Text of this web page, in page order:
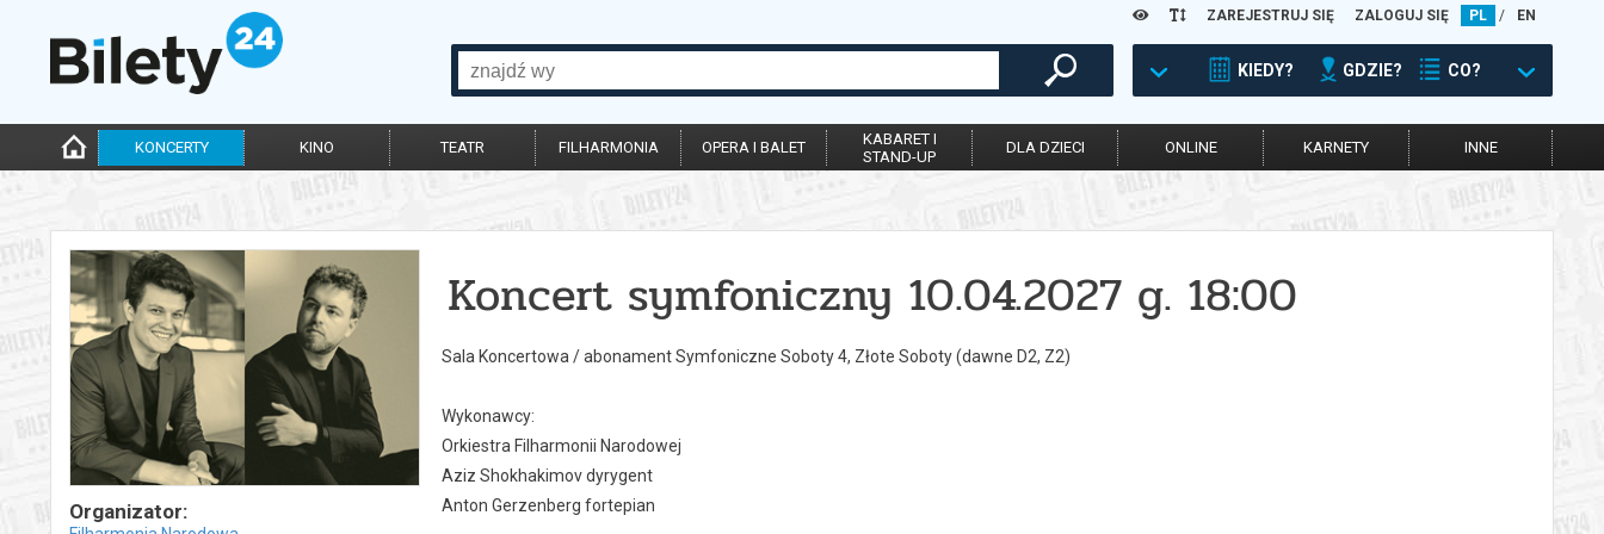
ZAREJESTRUJ SIĘ ZALOGUJ SIĘ PL / EN
KIEDY? GDZIE? CO?
KONCERTY KINO TEATR FILHARMONIA OPERA I BALET
KABARET I
STAND-UP
DLA DZIECI ONLINE KARNETY INNE
Organizator:
Koncert symfoniczny 10.04.2027 g. 18:00
Sala Koncertowa / abonament Symfoniczne Soboty 4, Złote Soboty (dawne D2, Z2)
Wykonawcy:
Orkiestra Filharmonii Narodowej
Aziz Shokhakimov dyrygent
Anton Gerzenberg fortepian